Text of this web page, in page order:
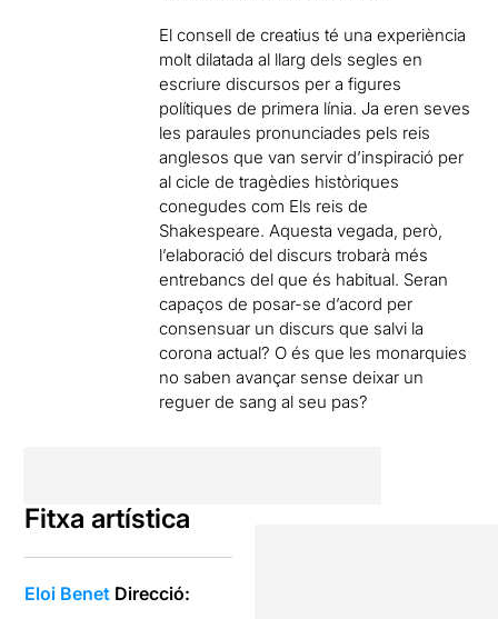
El consell de creatius té una experiència
molt dilatada al llarg dels segles en
escriure discursos per a figures
polítiques de primera línia. Ja eren seves
les paraules pronunciades pels reis
anglesos que van servir d’inspiració per
al cicle de tragèdies històriques
conegudes com Els reis de
Shakespeare. Aquesta vegada, però,
l’elaboració del discurs trobarà més
entrebancs del que és habitual. Seran
capaços de posar-se d’acord per
consensuar un discurs que salvi la
corona actual? O és que les monarquies
no saben avançar sense deixar un
reguer de sang al seu pas?
Fitxa artística
Eloi Benet Direcció: